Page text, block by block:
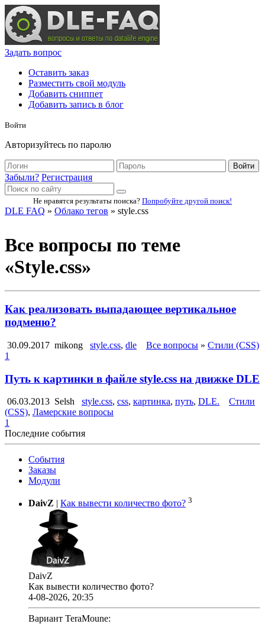
Задать вопрос
Оставить заказ
Разместить свой модуль
Добавить сниппет
Добавить запись в блог
Войти
Авторизуйтесь по паролю
Войти
Забыли? Регистрация
Не нравятся результаты поиска? Попробуйте другой поиск!
DLE FAQ » Облако тегов » style.css
Все вопросы по теме
«Style.css»
Как реализовать выпадающее вертикальное
подменю?
30.09.2017 mikong style.css, dle Все вопросы » Стили (CSS)
1
Путь к картинки в файле style.css на движке DLE
06.03.2013 Selsh style.css, css, картинка, путь, DLE.
Стили
(CSS), Ламерские вопросы
1
Последние события
События
Заказы
Модули
DaivZ Как вывести количество фото? 3
DaivZ
Как вывести количество фото?
4-08-2026, 20:35
Вариант TeraMoune: